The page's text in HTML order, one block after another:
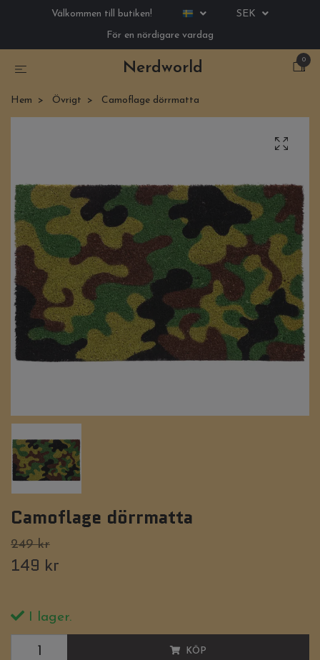
Välkommen till butiken!
SEK
För en nördigare vardag
Nerdworld
0
Hem Övrigt Camoflage dörrmatta
Camoflage dörrmatta
249 kr
149 kr
I lager.
KÖP